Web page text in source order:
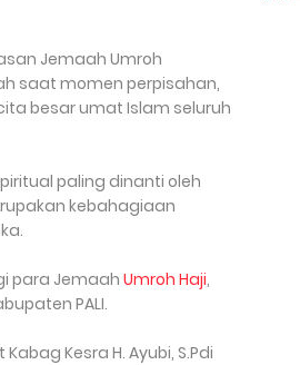
Jemaah Umroh
saat momen perpisahan,
besar umat Islam seluruh
paling dinanti oleh
kebahagiaan
para Jemaah Umroh Haji,
PALI.
Kesra H. Ayubi, S.Pdi